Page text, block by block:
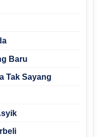
Baru
Tak Sayang